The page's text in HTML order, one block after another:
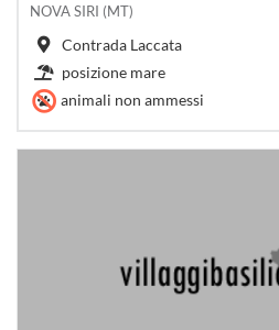
NOVA SIRI (MT)
Contrada Laccata
posizione mare
animali non ammessi